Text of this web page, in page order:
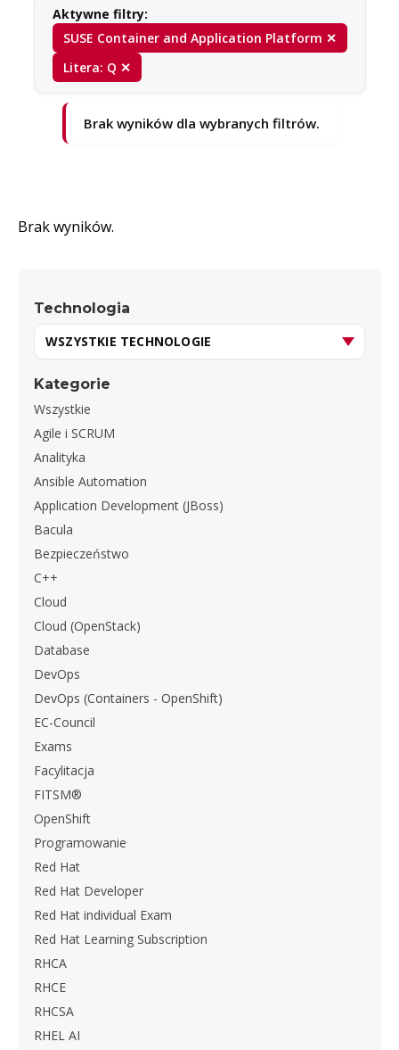
Aktywne filtry:
SUSE Container and Application Platform ✕
Litera: Q ✕
Brak wyników dla wybranych filtrów.
Brak wyników.
Technologia
Kategorie
Wszystkie
Agile i SCRUM
Analityka
Ansible Automation
Application Development (JBoss)
Bacula
Bezpieczeństwo
C++
Cloud
Cloud (OpenStack)
Database
DevOps
DevOps (Containers - OpenShift)
EC-Council
Exams
Facylitacja
FITSM®
OpenShift
Programowanie
Red Hat
Red Hat Developer
Red Hat individual Exam
Red Hat Learning Subscription
RHCA
RHCE
RHCSA
RHEL AI